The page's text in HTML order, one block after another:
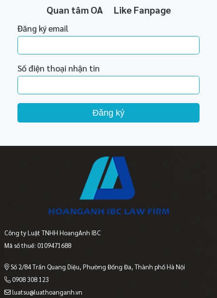
Quan tâm OA Like Fanpage
Đăng ký email
Số điện thoại nhận tin
Đăng ký
Công ty Luật TNHH HoangAnh IBC
Mã số thuế: 0109471688
Số 2/84 Trần Quang Diệu, Phường Đống Đa, Thành phố Hà Nội
0908 308 123
luatsu@luathoanganh.vn